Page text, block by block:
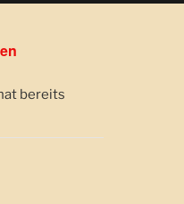
bereits